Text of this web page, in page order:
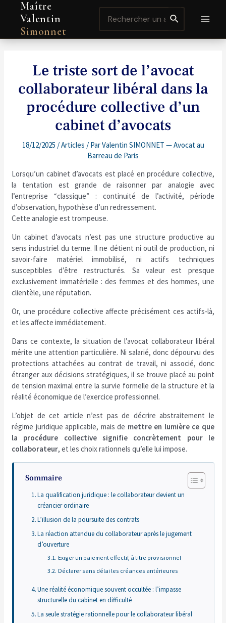
contenu
Maître
Valentin
Simonnet
for:
Le triste sort de l’avocat
collaborateur libéral dans la
procédure collective d’un
cabinet d’avocats
18/12/2025 /Articles / ParValentin SIMONNET — Avocat au
Barreau de Paris
Lorsqu’un cabinet d’avocats est placé en procédure collective,
la tentation est grande de raisonner par analogie avec
l’entreprise “classique” : continuité de l’activité, période
d’observation, hypothèse d’un redressement.
Cette analogie est trompeuse.
Un cabinet d’avocats n’est pas une structure productive au
sens industriel du terme. Il ne détient ni outil de production, ni
savoir-faire matériel immobilisé, ni actifs techniques
susceptibles d’être restructurés. Sa valeur est presque
exclusivement immatérielle : des femmes et des hommes, une
clientèle, une réputation.
Or, une procédure collective affecte précisément ces actifs-là,
et les affecte immédiatement.
Dans ce contexte, la situation de l’avocat collaborateur libéral
mérite une attention particulière. Ni salarié, donc dépourvu des
protections attachées au contrat de travail, ni associé, donc
étranger aux décisions stratégiques, il se trouve placé au point
de tension maximal entre la survie formelle de la structure et la
réalité économique de l’exercice professionnel.
L’objet de cet article n’est pas de décrire abstraitement le
régime juridique applicable, mais de mettre en lumière ce que
la procédure collective signifie concrètement pour le
collaborateur, et les choix rationnels qu’elle lui impose.
Sommaire
La qualification juridique : le collaborateur devient un
créancier ordinaire
L’illusion de la poursuite des contrats
La réaction attendue du collaborateur après le jugement
d’ouverture
Exiger un paiement effectif, à titre provisionnel
Déclarer sans délai les créances antérieures
Une réalité économique souvent occultée : l’impasse
structurelle du cabinet en difficulté
La seule stratégie rationnelle pour le collaborateur libéral
Navigation
de